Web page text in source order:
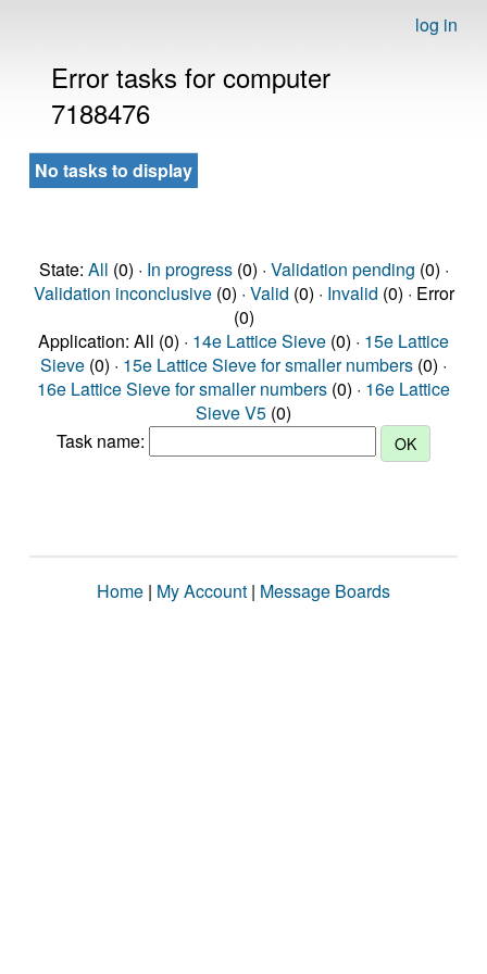
log in
Error tasks for computer
7188476
No tasks to display
State: All (0) · In progress(0) · Validation pending (0) ·
Validation inconclusive(0) · Valid (0) · Invalid (0) · Error
(0)
Application: All (0) · 14e Lattice Sieve (0) · 15e Lattice
Sieve (0) · 15e Lattice Sieve for smaller numbers (0) ·
16e Lattice Sieve for smaller numbers (0) · 16e Lattice
Sieve V5 (0)
Task name:
Home | My Account | Message Boards